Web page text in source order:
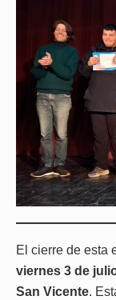
El cierre de esta
viernes 3 de
San Vicente.